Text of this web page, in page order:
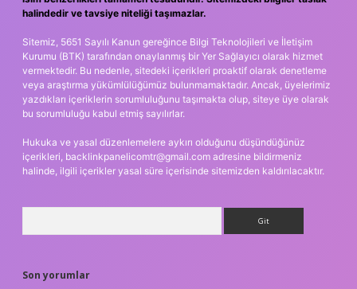
halindedir ve tavsiye niteliği taşımazlar.
Sitemiz, 5651 Sayılı Kanun gereğince Bilgi Teknolojileri ve İletişim
Kurumu (BTK) tarafından onaylanmış bir Yer Sağlayıcı olarak hizmet
vermektedir. Bu nedenle, sitedeki içerikleri proaktif olarak denetleme
veya araştırma yükümlülüğümüz bulunmamaktadır. Ancak, üyelerimiz
yazdıkları içeriklerin sorumluluğunu taşımakta olup, siteye üye olarak
bu sorumluluğu kabul etmiş sayılırlar.
Hukuka ve yasal düzenlemelere aykırı olduğunu düşündüğünüz
içerikleri, backlinkpanelicomtr@gmail.com adresine bildirmeniz
halinde, ilgili içerikler yasal süre içerisinde sitemizden kaldırılacaktır.
Son yorumlar